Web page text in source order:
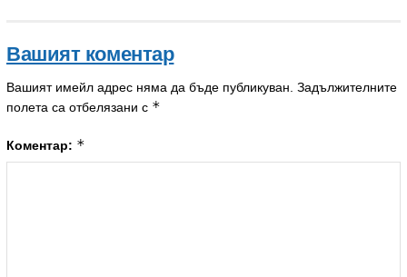
Вашият коментар
Вашият имейл адрес няма да бъде публикуван. Задължителните
полета са отбелязани с *
Коментар: *